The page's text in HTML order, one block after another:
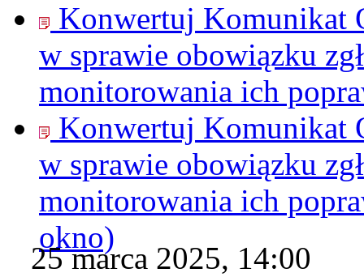
Konwertuj Komunikat
w sprawie obowiązku
monitorowania ich
Konwertuj Komunikat
w sprawie obowiązku
monitorowania ich
okno)
25 marca 2025, 14:00